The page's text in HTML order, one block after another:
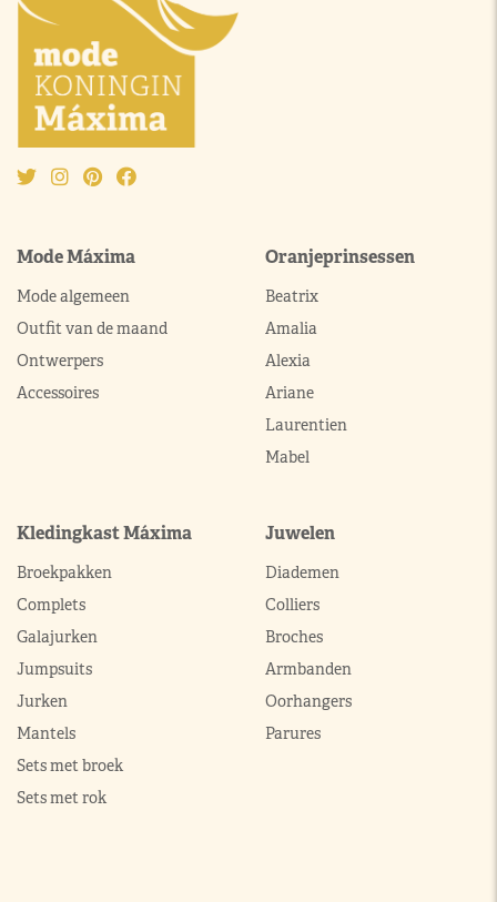
Mode Máxima
Mode algemeen
Outfit van de maand
Ontwerpers
Accessoires
Oranjeprinsessen
Beatrix
Amalia
Alexia
Ariane
Laurentien
Mabel
Kledingkast Máxima
Broekpakken
Complets
Galajurken
Jumpsuits
Jurken
Mantels
Sets met broek
Sets met rok
Juwelen
Diademen
Colliers
Broches
Armbanden
Oorhangers
Parures